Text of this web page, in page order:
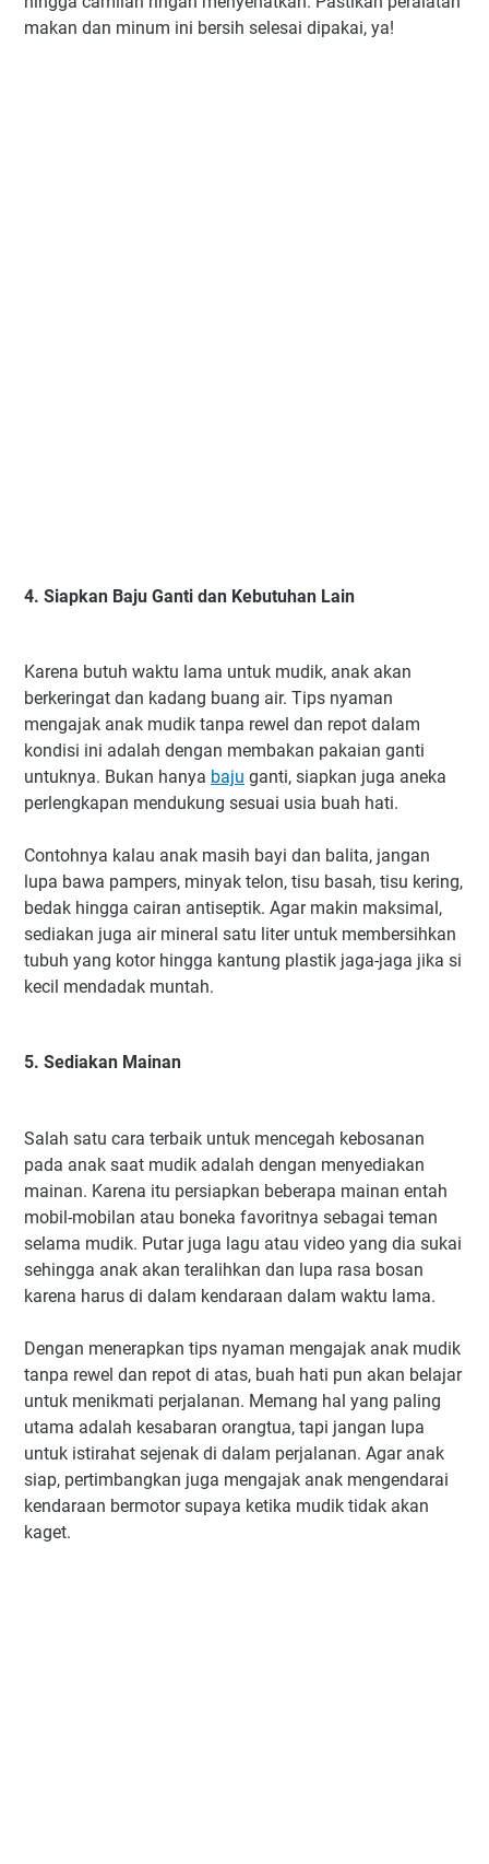
makan dan minum ini bersih selesai dipakai, ya!
4. Siapkan Baju Ganti dan Kebutuhan Lain
Karena butuh waktu lama untuk mudik, anak akan
berkeringat dan kadang buang air. Tips nyaman
mengajak anak mudik tanpa rewel dan repot dalam
kondisi ini adalah dengan membakan pakaian ganti
untuknya. Bukan hanya baju ganti, siapkan juga aneka
perlengkapan mendukung sesuai usia buah hati.
Contohnya kalau anak masih bayi dan balita, jangan
lupa bawa pampers, minyak telon, tisu basah, tisu kering,
bedak hingga cairan antiseptik. Agar makin maksimal,
sediakan juga air mineral satu liter untuk membersihkan
tubuh yang kotor hingga kantung plastik jaga-jaga jika si
kecil mendadak muntah.
5. Sediakan Mainan
Salah satu cara terbaik untuk mencegah kebosanan
pada anak saat mudik adalah dengan menyediakan
mainan. Karena itu persiapkan beberapa mainan entah
mobil-mobilan atau boneka favoritnya sebagai teman
selama mudik. Putar juga lagu atau video yang dia sukai
sehingga anak akan teralihkan dan lupa rasa bosan
karena harus di dalam kendaraan dalam waktu lama.
Dengan menerapkan tips nyaman mengajak anak mudik
tanpa rewel dan repot di atas, buah hati pun akan belajar
untuk menikmati perjalanan. Memang hal yang paling
utama adalah kesabaran orangtua, tapi jangan lupa
untuk istirahat sejenak di dalam perjalanan. Agar anak
siap, pertimbangkan juga mengajak anak mengendarai
kendaraan bermotor supaya ketika mudik tidak akan
kaget.